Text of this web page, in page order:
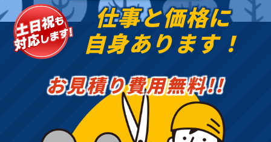
仕事と価格に
自身あります！
お見積り費用無料!!